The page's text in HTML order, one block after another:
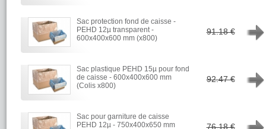
Sac protection fond de caisse -
PEHD 12µ transparent -
600x400x600 mm (x800)
91.18 €
Sac plastique PEHD 15µ pour fond
de caisse - 600x400x600 mm
(Colis x800)
92.47 €
Sac pour garniture de caisse
PEHD 12µ - 750x400x650 mm
76.18 €